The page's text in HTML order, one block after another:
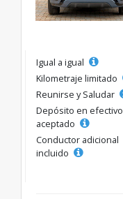
Igual a igual
Kilometraje limitado
Reunirse y Saludar
Depósito en efectivo
aceptado
Conductor adicional
incluido